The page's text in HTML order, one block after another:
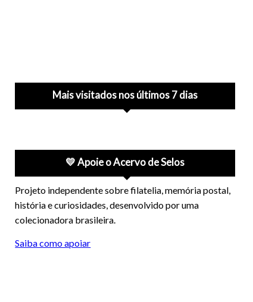
Mais visitados nos últimos 7 dias
💛 Apoie o Acervo de Selos
Projeto independente sobre filatelia, memória postal,
história e curiosidades, desenvolvido por uma
colecionadora brasileira.
Saiba como apoiar